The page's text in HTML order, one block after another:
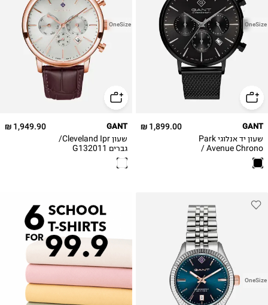
OneSize
1,899.00 ₪ GANT
שעון יד אנלוגי Park
Avenue Chrono /
גברים G123009
OneSize
1,949.90 ₪ GANT
שעון Cleveland Ipr/
גברים G132011
OneSize